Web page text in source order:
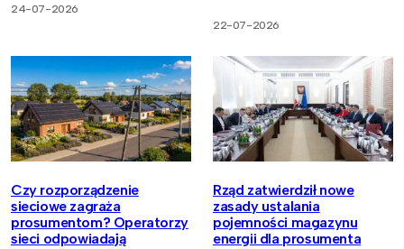
24-07-2026
22-07-2026
Czy rozporządzenie
sieciowe zagraża
prosumentom? Operatorzy
sieci odpowiadają
Rząd zatwierdził nowe
zasady ustalania
pojemności magazynu
energii dla prosumenta